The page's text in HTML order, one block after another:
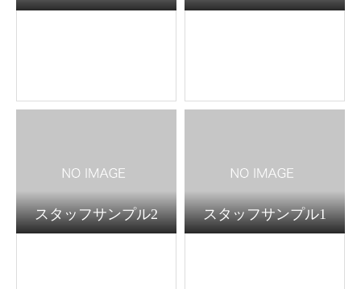
スタッフサンプル2 スタッフサンプル1